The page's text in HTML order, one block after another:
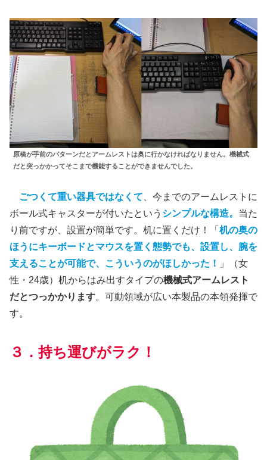
原稿が手前のパターンだとアームレストは奥に行かなければなりません。機械式
だと突っかかってそこまで機能することができませんでした。
ごつくて重い器具ではなくて、今までのアームレストに
ボール式キャスターが付いたという シンプルな構造。 当た
り前ですが、設置が簡単です。机に置くだけ！「 机の奥の
ほうにキーボードとマウスを置く態勢でも、設置し、腕を
支えることが可能で、こういうのがほしかった！
」（女
性・24歳）机からはみ出すタイプの機械式アームレスト
だとつっかかります。可動領域が広い本製品の本領発揮で
す。
３．持ち運びがラク ！